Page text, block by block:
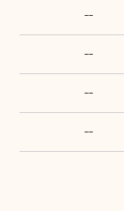
--
--
--
--